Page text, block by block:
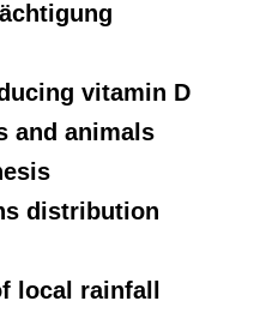
vitamin D
and animals
distribution
local rainfall